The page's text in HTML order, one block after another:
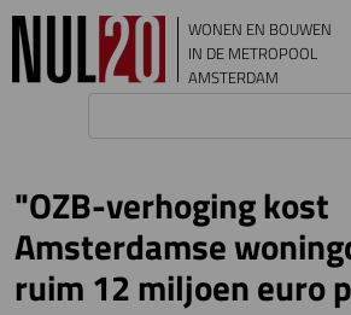
Overslaan en naar de inhoud gaan
WONEN EN BOUWEN
IN DE METROPOOL
AMSTERDAM
"OZB-verhoging kost
Amsterdamse
ruim 12 miljoen euro